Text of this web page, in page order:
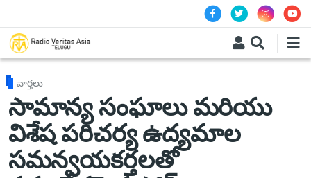
వార్తలు
సామాన్య సంఘాలు మరియు
విశేష పరిచర్య ఉద్యమాల
సమన్వయకర్తలతో